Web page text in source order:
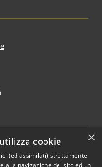
Copyright © 2026 • Comune di
×
cookie
(ed assimilati) strettamente
alla navigazione del sito ed un